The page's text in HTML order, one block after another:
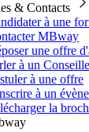
& Contacts
à une
MBway
une offre
à un
à une offre
à un
la